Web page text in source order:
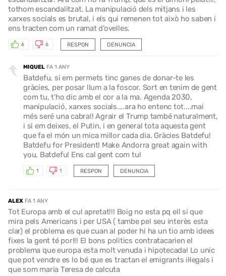
tothom escandalitzat. La manipulació dels mitjans i les
xarxes socials es brutal, i els qui remenen tot això ho saben i
ens tracten com un ramat d’ovelles.
RESPON
6 6 DENUNCIA
MIQUEL FA 1 ANY
Batdefu, si em permets tinc ganes de donar-te les
gràcies, per posar llum a la foscor. Sort en tenim de gent
com tu, t'ho dic amb el cor a la ma. Agenda 2030,
manipulació, xarxes socials....ara ho entenc tot....mai
més seré una cabra!! Agrair el Trump també naturalment,
i si em deixes, el Putin, i en general tota aquesta gent
que fa el món un mica millor cada dia. Gràcies Batdefu!
Batdefu for President! Make Andorra great again with
you, Batdefu! Ens cal gent com tu!
RESPON
1 1 DENUNCIA
ALEX FA 1 ANY
Tot Europa amb el cul apretat!!! Boig no esta pq ell si que
mira pels Americans i per USA ( tambe pel seu interès esta
clar) el problema es que cuan al poder hi ha un tio amb idees
fixes la gent té por!!! El bons politics contratacarien el
problema que europa esta molt venuda i hipotecada! Lo unic
que pot vendre es lo bé que es tractan el emigrants il·legals i
que som maria Teresa de calcuta